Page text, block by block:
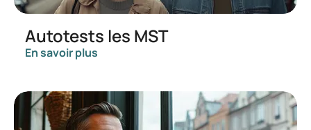
Autotests les MST
En savoir plus